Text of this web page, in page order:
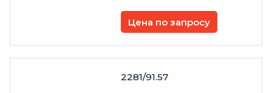
Цена по запросу
2281/91.57